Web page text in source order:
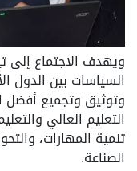
ويهدف الاجتماع إلى
السياسات بين الدول
وتوثيق وتجميع أفضل
التعليم العالي
تنمية المهارات،
الصناعة.